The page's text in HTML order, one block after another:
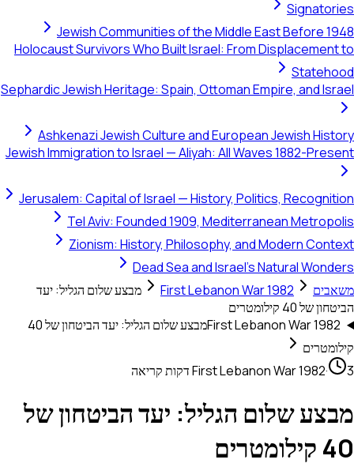
Jewish Communities of the Middle East Before
Holocaust Survivors Who Built Israel: From
Sephardic Jewish Heritage: Spain, Ottoman Empire, and
Ashkenazi Jewish Culture and European Jewish
Jewish Immigration to Israel — Aliyah: All Waves 1882-
Jerusalem: Capital of Israel — History, Politics,
Tel Aviv: Founded 1909, Mediterranean
Zionism: History, Philosophy, and Modern
Dead Sea and Israel's Natural
First Lebanon War 1982
מבצע שלום הגליל: יעד
40 קילומטרים
First Lebanon War
מבצע שלום הגליל: יעד הביטחון של 40
First Lebanon War 1982·
שלום הגליל: יעד הביטחון של